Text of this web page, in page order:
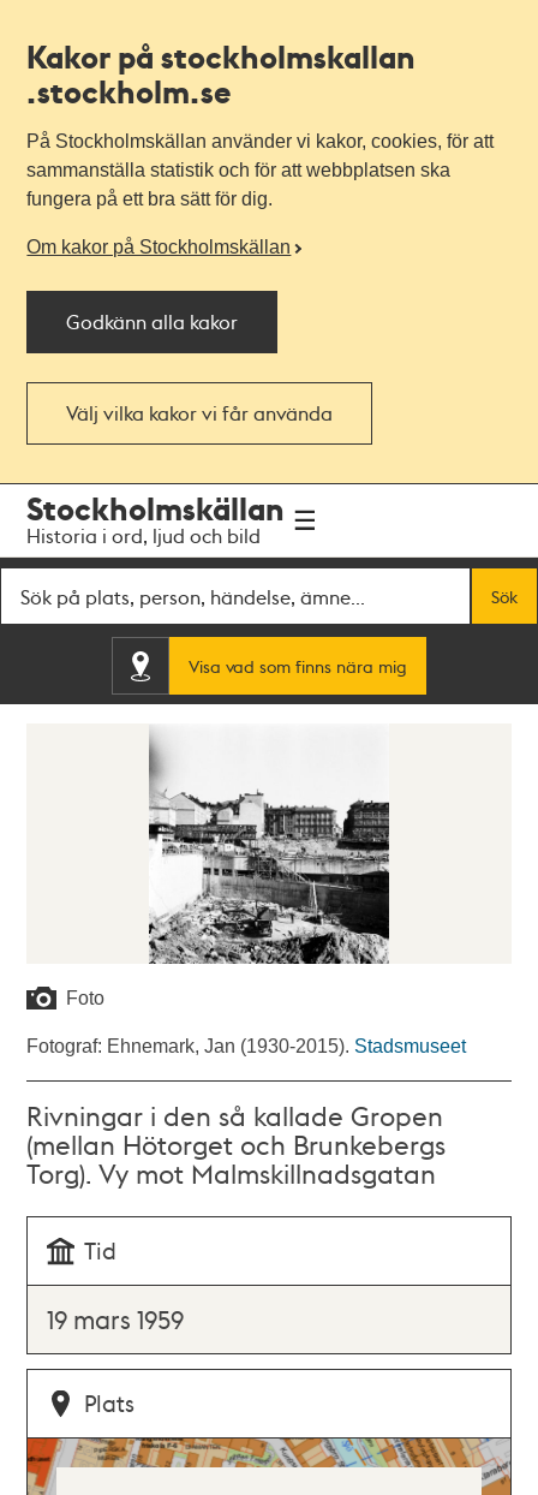
Kakor på stockholmskallan
.stockholm.se
På Stockholmskällan använder vi kakor, cookies, för att
sammanställa statistik och för att webbplatsen ska
fungera på ett bra sätt för dig.
Om kakor på Stockholmskällan
Godkänn alla kakor
Välj vilka kakor vi får använda
navigationen
huvudinnehållet
Stockholmskällan
Historia i ord, ljud och bild
Sök
Visa vad som finns nära mig
Foto
Fotograf: Ehnemark, Jan (1930-2015). Stadsmuseet
Rivningar i den så kallade Gropen
(mellan Hötorget och Brunkebergs
Torg). Vy mot Malmskillnadsgatan
Tid
19 mars 1959
Plats